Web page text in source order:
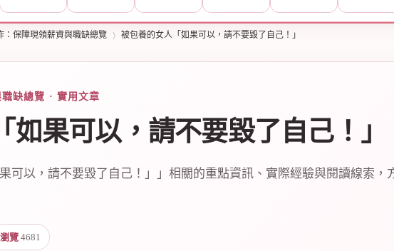
：保障現領薪資與職缺總覽 被包養的女人「如果可以，請不要毀了自己！」
缺總覽 · 實用文章
如果可以，請不要毀了自己！」
可以，請不要毀了自己！」」相關的重點資訊、實際經驗與閱讀線索，
瀏覽 4681